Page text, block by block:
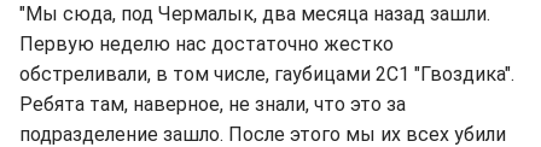
"Мы сюда, под Чермалык, два месяца назад зашли.
Первую неделю нас достаточно жестко
обстреливали, в том числе, гаубицами 2С1 "Гвоздика".
Ребята там, наверное, не знали, что это за
подразделение зашло. После этого мы их всех убили